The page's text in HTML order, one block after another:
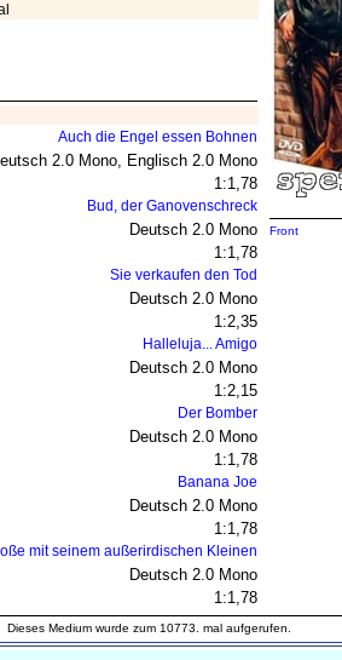
Auch die Engel essen Bohnen
2.0 Mono, Englisch 2.0 Mono
1:1,78
Bud, der Ganovenschreck
Deutsch 2.0 Mono
1:1,78
Sie verkaufen den Tod
Deutsch 2.0 Mono
1:2,35
Halleluja... Amigo
Deutsch 2.0 Mono
1:2,15
Der Bomber
Deutsch 2.0 Mono
1:1,78
Banana Joe
Deutsch 2.0 Mono
1:1,78
mit seinem außerirdischen Kleinen
Deutsch 2.0 Mono
1:1,78
Front
Dieses Medium wurde zum 10773. mal aufgerufen.